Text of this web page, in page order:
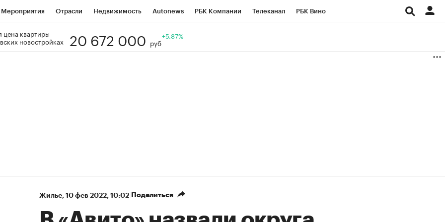
Мероприятия Отрасли Недвижимость Autonews РБК Компании Телеканал РБК Вино
Визионеры
цена квартиры
новостройках
20 672 000 руб
+5.87%
Жилье⁠, 10 фев 2022, 10:02 Поделиться